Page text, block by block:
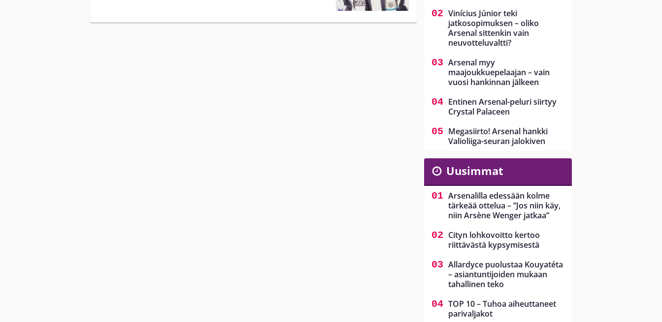
Vinícius Júnior teki
jatkosopimuksen – oliko
Arsenal sittenkin vain
neuvotteluvaltti?
Arsenal myy
maajoukkuepelaajan – vain
vuosi hankinnan jälkeen
Entinen Arsenal-peluri siirtyy
Crystal Palaceen
Megasiirto! Arsenal hankki
Valioliiga-seuran jalokiven
Uusimmat
Arsenalilla edessään kolme
tärkeää ottelua – ”Jos niin käy,
niin Arsène Wenger jatkaa”
Cityn lohkovoitto kertoo
riittävästä kypsymisestä
Allardyce puolustaa Kouyatéta
– asiantuntijoiden mukaan
tahallinen teko
TOP 10 – Tuhoa aiheuttaneet
parivaljakot